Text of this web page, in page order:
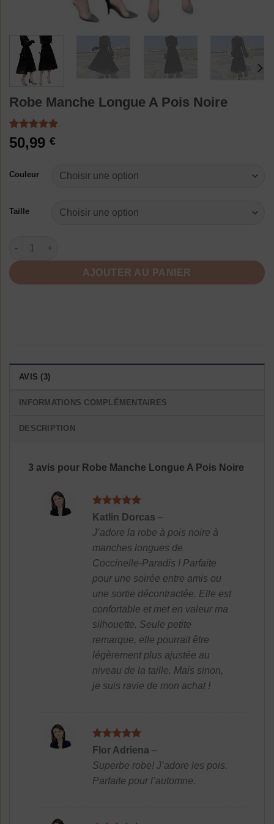
Robe Manche Longue A Pois Noire
Noté5.00
sur 5 basé
3
client
50,99 €
Couleur
Taille
quantité de Robe Manche Longue A Pois Noire
AJOUTER AU PANIER
AVIS (3)
INFORMATIONS COMPLÉMENTAIRES
DESCRIPTION
3 avis pour Robe Manche Longue A Pois Noire
Note5 sur
Katlin Dorcas –
J’adore la robe à pois noire à
manches longues de
Coccinelle-Paradis ! Parfaite
pour une soirée entre amis ou
une sortie décontractée. Elle est
confortable et met en valeur ma
silhouette. Seule petite
remarque, elle pourrait être
légèrement plus ajustée au
niveau de la taille. Mais sinon,
je suis ravie de mon achat !
Note5sur
Flor Adriena –
Superbe robe! J’adore les pois.
Parfaite pour l’automne.